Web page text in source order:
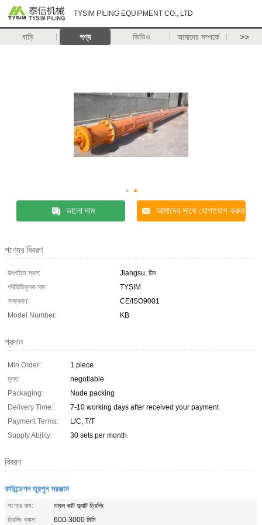
TYSIM PILING EQUIPMENT CO., LTD
বাড়ি পণ্য ভিডিও আমাদের সম্পর্কে >>
ভালো দাম আমাদের সাথে যোগাযোগ করুন
পণ্যের বিবরণ
উৎপত্তি স্থল:
Jiangsu, চীন
পরিচিতিমুলক নাম:
TYSIM
সাক্ষ্যদান:
CE/ISO9001
Model Number:
KB
প্রদান
Min Order:
1 piece
মূল্য:
negotiable
Packaging:
Nude packing
Delivery Time:
7-10 working days after received your payment
Payment Terms:
L/C, T/T
Supply Ability:
30 sets per month
বিবরণ
ফাউন্ডেশন তুরপুন সরঞ্জাম
পণ্যের নাম:
ডাবল কাট ফ্ল্যাট ড্রিলিং
ড্রিলিং ব্যাস:
600-3000 মিমি